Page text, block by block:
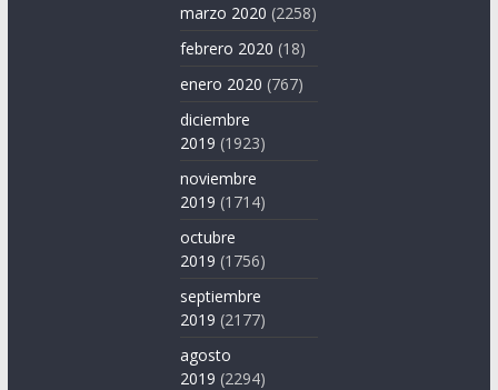
marzo 2020 (2258)
febrero 2020 (18)
enero 2020 (767)
diciembre
2019 (1923)
noviembre
2019 (1714)
octubre
2019 (1756)
septiembre
2019 (2177)
agosto
2019 (2294)